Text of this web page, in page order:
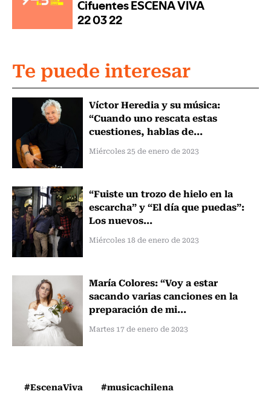
Te puede interesar
Víctor Heredia y su música:
“Cuando uno rescata estas
cuestiones, hablas de...
Miércoles 25 de enero de 2023
“Fuiste un trozo de hielo en la
escarcha” y “El día que puedas”:
Los nuevos...
Miércoles 18 de enero de 2023
María Colores: “Voy a estar
sacando varias canciones en la
preparación de mi...
Martes 17 de enero de 2023
#EscenaViva #musicachilena